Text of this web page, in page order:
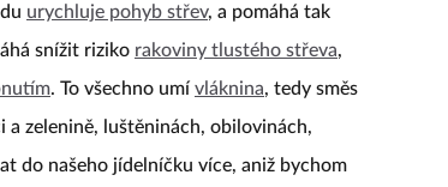
urychluje pohyb střev, a pomáhá tak
snížit riziko rakoviny tlustého střeva,
. To všechno umí vláknina, tedy směs
zelenině, luštěninách, obilovinách,
do našeho jídelníčku více, aniž bychom